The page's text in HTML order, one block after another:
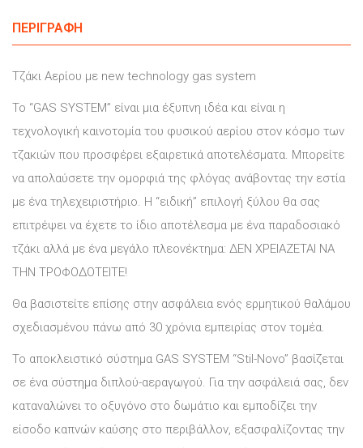
ΠΕΡΙΓΡΑΦΉ
Τζάκι Αερίου με new technology gas system
Το “GAS SYSTEM” είναι μια έξυπνη ιδέα και είναι η
τεχνολογική καινοτομία του φυσικού αερίου στον κόσμο των
τζακιών που προσφέρει εξαιρετικά αποτελέσματα. Μπορείτε
να απολαύσετε την ομορφιά της φλόγας ανάβοντας την εστία
με ένα τηλεχειριστήριο. Η “ειδική” επιλογή ξύλου θα σας
επιτρέψει να έχετε το ίδιο αποτέλεσμα με ένα παραδοσιακό
τζάκι αλλά με ένα μεγάλο πλεονέκτημα: ΔΕΝ ΧΡΕΙΑΖΕΤΑΙ ΝΑ
ΤΗΝ ΤΡΟΦΟΔΟΤΕΙΤΕ!
Θα βασιστείτε επίσης στην ασφάλεια ενός ερμητικού θαλάμου
σχεδιασμένου πάνω από 30 χρόνια εμπειρίας στον τομέα.
Το αποκλειστικό σύστημα GAS SYSTEM “Stil-Novo” βασίζεται
σε ένα σύστημα διπλού-αεραγωγού. Για την ασφάλειά σας, δεν
καταναλώνει το οξυγόνο στο δωμάτιο και εμποδίζει την
είσοδο καπνών καύσης στο περιβάλλον, εξασφαλίζοντας την